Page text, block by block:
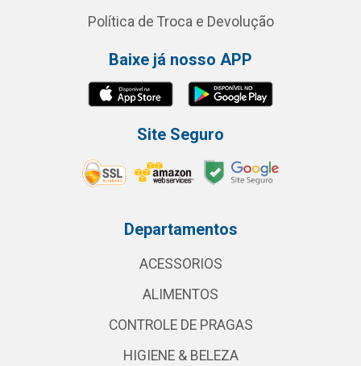
Política de Troca e Devolução
Baixe já nosso APP
Site Seguro
Departamentos
ACESSORIOS
ALIMENTOS
CONTROLE DE PRAGAS
HIGIENE & BELEZA